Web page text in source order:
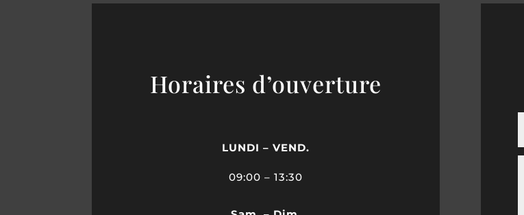
Horaires d’ouverture
LUNDI – VEND.
09:00 – 13:30